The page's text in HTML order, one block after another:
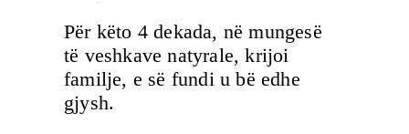
Për këto 4 dekada, në mungesë
të veshkave natyrale, krijoi
familje, e së fundi u bë edhe
gjysh.